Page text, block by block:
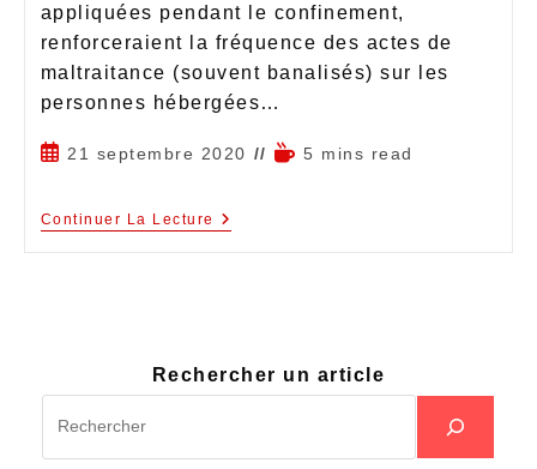
appliquées pendant le confinement,
renforceraient la fréquence des actes de
maltraitance (souvent banalisés) sur les
personnes hébergées…
21 septembre 2020 5 mins read
Continuer La Lecture
Rechercher un article